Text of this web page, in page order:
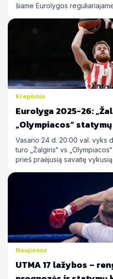
šiame Eurolygos
Krepšinis
Eurolyga 2025-26:
„Olympiacos“
Vasario 24 d. 20:00 val. vyks
turo „Žalgiris“ vs
prieš praėjusią savaitę
Naujienos
UTMA 17 lažybos –